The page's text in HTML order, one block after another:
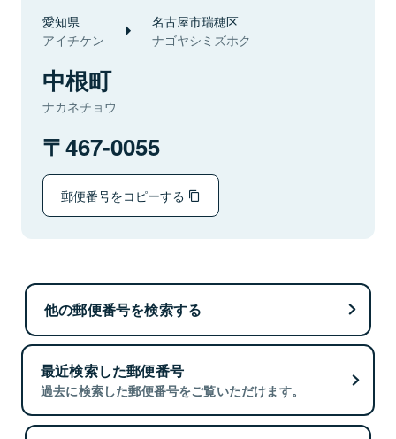
愛知県
アイチケン
名古屋市瑞穂区
ナゴヤシミズホク
中根町
ナカネチョウ
467-0055
郵便番号をコピーする
他の郵便番号を検索する
最近検索した郵便番号
過去に検索した郵便番号をご覧いただけます。